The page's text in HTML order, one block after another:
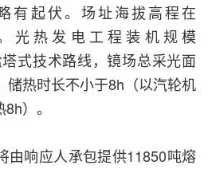
有起伏。场址海拔高程在
。光热发电工程装机规模
式技术路线，镜场总采光面
储热时长不小于8h（以汽轮机
）。
由响应人承包提供11850吨熔